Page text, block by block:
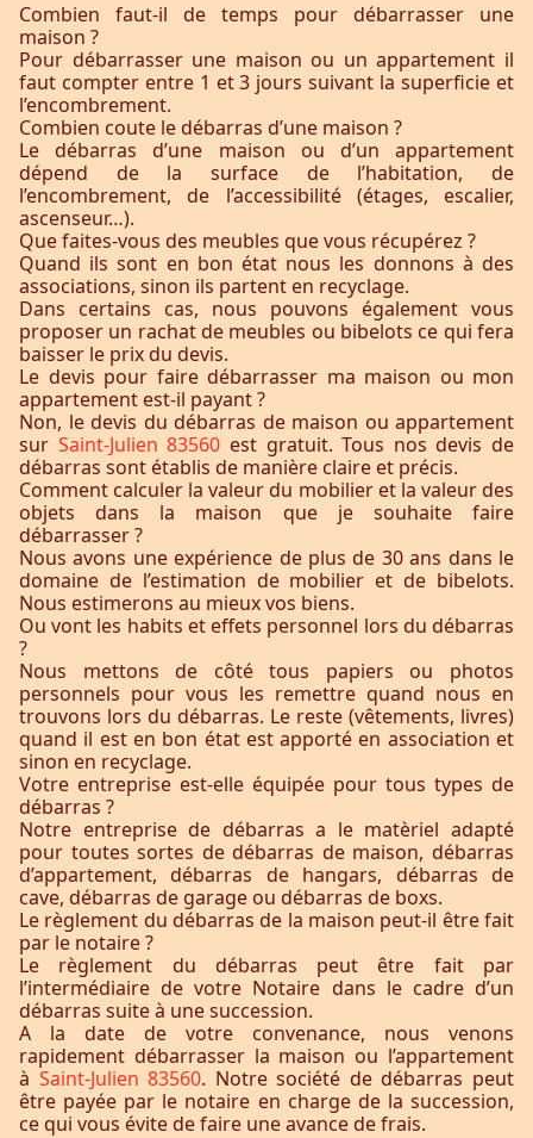
Combien faut-il de temps pour débarrasser une
maison ?
Pour débarrasser une maison ou un appartement il
faut compter entre 1 et 3 jours suivant la superficie et
l’encombrement.
Combien coute le débarras d’une maison ?
Le débarras d’une maison ou d’un appartement
dépend de la surface de l’habitation, de
l’encombrement, de l’accessibilité (étages, escalier,
ascenseur…).
Que faites-vous des meubles que vous récupérez ?
Quand ils sont en bon état nous les donnons à des
associations, sinon ils partent en recyclage.
Dans certains cas, nous pouvons également vous
proposer un rachat de meubles ou bibelots ce qui fera
baisser le prix du devis.
Le devis pour faire débarrasser ma maison ou mon
appartement est-il payant ?
Non, le devis du débarras de maison ou appartement
sur Saint-Julien 83560 est gratuit. Tous nos devis de
débarras sont établis de manière claire et précis.
Comment calculer la valeur du mobilier et la valeur des
objets dans la maison que je souhaite faire
débarrasser ?
Nous avons une expérience de plus de 30 ans dans le
domaine de l’estimation de mobilier et de bibelots.
Nous estimerons au mieux vos biens.
Ou vont les habits et effets personnel lors du débarras
?
Nous mettons de côté tous papiers ou photos
personnels pour vous les remettre quand nous en
trouvons lors du débarras. Le reste (vêtements, livres)
quand il est en bon état est apporté en association et
sinon en recyclage.
Votre entreprise est-elle équipée pour tous types de
débarras ?
Notre entreprise de débarras a le matèriel adapté
pour toutes sortes de débarras de maison, débarras
d’appartement, débarras de hangars, débarras de
cave, débarras de garage ou débarras de boxs.
Le règlement du débarras de la maison peut-il être fait
par le notaire ?
Le règlement du débarras peut être fait par
l’intermédiaire de votre Notaire dans le cadre d’un
débarras suite à une succession.
A la date de votre convenance, nous venons
rapidement débarrasser la maison ou l’appartement
à Saint-Julien 83560. Notre société de débarras peut
être payée par le notaire en charge de la succession,
ce qui vous évite de faire une avance de frais.